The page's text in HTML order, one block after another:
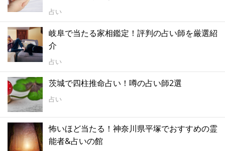
占い
岐阜で当たる家相鑑定！評判の占い師を厳選紹
介
占い
茨城で四柱推命占い！噂の占い師2選
占い
怖いほど当たる！神奈川県平塚でおすすめの霊
能者&占いの館